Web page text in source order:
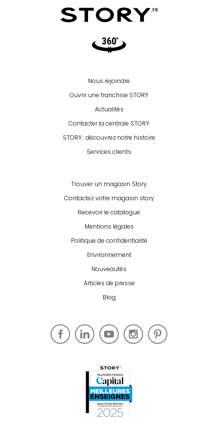
Video360
Nous rejoindre
Ouvrir une franchise STORY
Actualités
Contacter la centrale STORY
STORY : découvrez notre histoire
Services clients
Trouver un magasin Story
Contactez votre magasin story
Recevoir le catalogue
Mentions légales
Politique de confidentialité
Environnement
Nouveautés
Articles de presse
Blog